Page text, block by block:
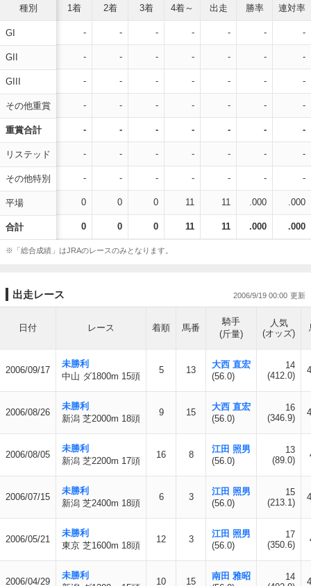
種別
GI
GII
GIII
その他重賞
重賞合計
リステッド
その他特別
平場
合計
1着 2着 3着 4着～ 出走 勝率 連対率
- - - - - - -
- - - - - - -
- - - - - - -
- - - - - - -
- - - - - - -
- - - - - - -
- - - - - - -
0 0 0 11 11 .000 .000
0 0 0 11 11 .000 .000
※「総合成績」はJRAのレースのみとなります。
出走レース 2006/9/19 00:00
日付 レース 着順 馬番
騎手
(斤量)
人気
(オッズ)
2006/09/17
未勝利
中山 ダ1800m 15頭
5 13
大西 直宏
(56.0)
14
(412.0)
2006/08/26
未勝利
新潟 芝2000m 18頭
9 15
大西 直宏
(56.0)
16
(346.9)
2006/08/05
未勝利
新潟 芝2200m 17頭
16 8
江田 照男
(56.0)
13
(89.0)
2006/07/15
未勝利
新潟 芝2400m 18頭
6 3
江田 照男
(56.0)
15
(213.1)
2006/05/21
未勝利
東京 芝1600m 18頭
12 3
江田 照男
(56.0)
17
(350.6)
2006/04/29
未勝利
10 15
南田 雅昭
14